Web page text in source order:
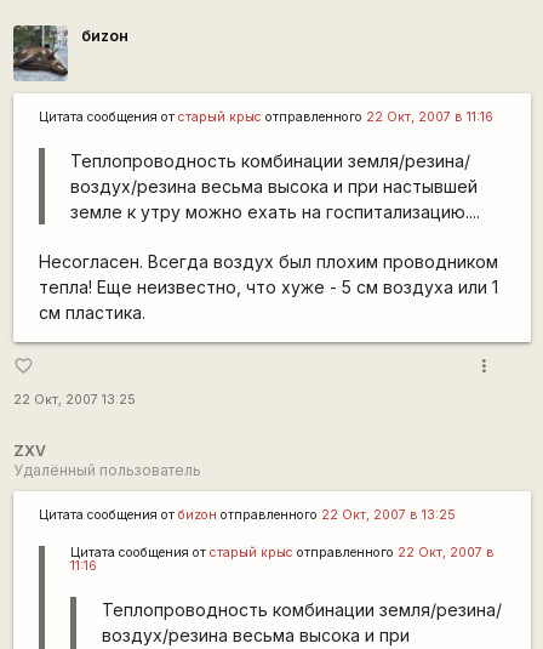
биzон
Цитата сообщения от старый крыс отправленного 22 Окт, 2007 в 11:16
Теплопроводность комбинации земля/резина/
воздух/резина весьма высока и при настывшей
земле к утру можно ехать на госпитализацию....
Несогласен. Всегда воздух был плохим проводником
тепла! Еще неизвестно, что хуже - 5 см воздуха или 1
см пластика.
favorite_border
22 Окт, 2007 13:25
more_vert
ZXV
Удалённый пользователь
Цитата сообщения от биzон отправленного 22 Окт, 2007 в 13:25
Цитата сообщения от старый крыс отправленного 22 Окт, 2007 в
11:16
Теплопроводность комбинации земля/резина/
воздух/резина весьма высока и при